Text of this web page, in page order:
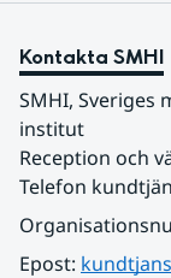
Kontakta SMHI
SMHI, Sveriges
institut
Reception och
Telefon
Epost: